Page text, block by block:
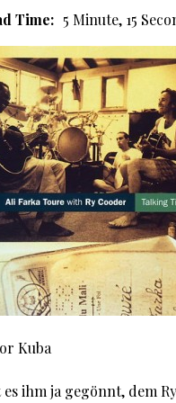
Time: 5 Minute, 15
Kuba
ihm ja gegönnt, dem